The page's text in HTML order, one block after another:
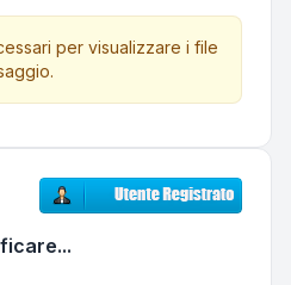
per visualizzare i file